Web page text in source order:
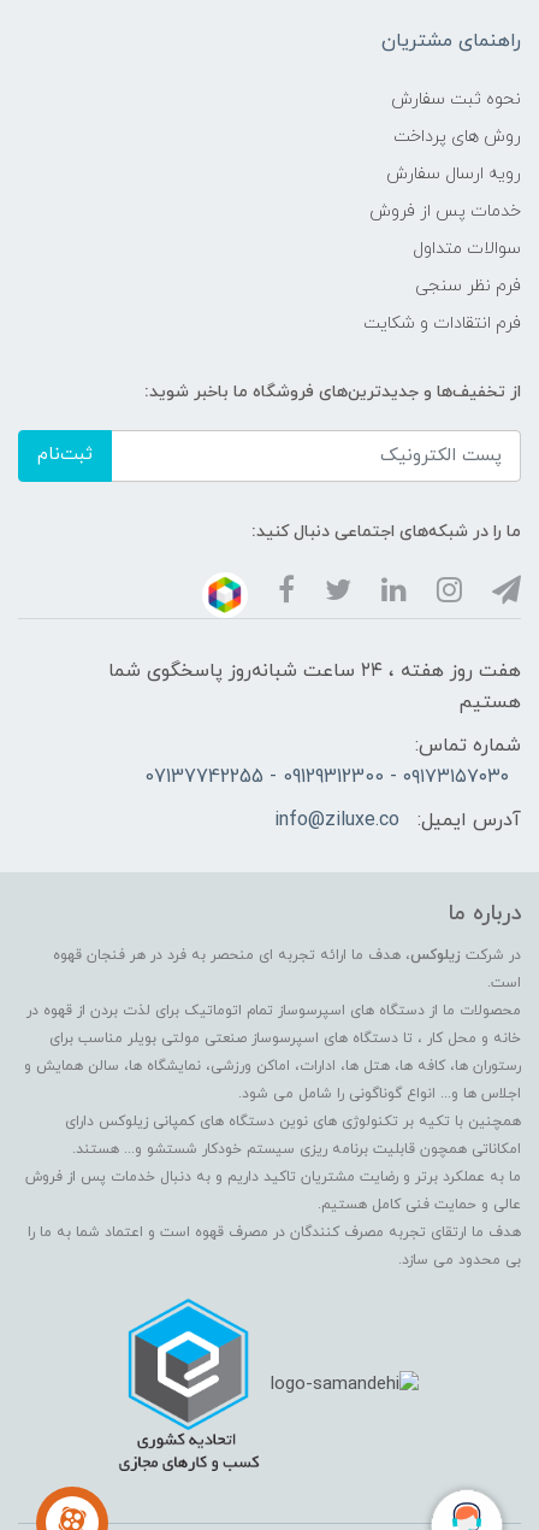
راهنمای مشتریان
نحوه ثبت سفارش
روش های پرداخت
رویه ارسال سفارش
خدمات پس از فروش
سوالات متداول
فرم نظر سنجی
فرم انتقادات و شکایت
از تخفیف‌ها و جدیدترین‌های فروشگاه ما باخبر شوید:
ثبت‌نام
ما را در شبکه‌های اجتماعی دنبال کنید:
هفت روز هفته ، ۲۴ ساعت شبانه‌روز پاسخگوی شما
هستیم
شماره تماس:
۰۹۱۷۳۱۵۷۰۳۰ - 09129312300 - 07137742255
آدرس ایمیل:
info@ziluxe.co
درباره ما
در شرکت زیلوکس، هدف ما ارائه تجربه ای منحصر به فرد در هر فنجان قهوه
است.
محصولات ما از دستگاه های اسپرسوساز تمام اتوماتیک برای لذت بردن از قهوه در
خانه و محل کار ، تا دستگاه های اسپرسوساز صنعتی مولتی بویلر مناسب برای
رستوران ها، کافه ها، هتل ها، ادارات، اماکن ورزشی، نمایشگاه ها، سالن همایش و
اجلاس ها و... انواع گوناگونی را شامل می شود.
همچنین با تکیه بر تکنولوژی های نوین دستگاه های کمپانی زیلوکس دارای
امکاناتی همچون قابلیت برنامه ریزی سیستم خودکار شستشو و... هستند.
ما به عملکرد برتر و رضایت مشتریان تاکید داریم و به دنبال خدمات پس از فروش
عالی و حمایت فنی کامل هستیم.
هدف ما ارتقای تجربه مصرف کنندگان در مصرف قهوه است و اعتماد شما به ما را
بی محدود می سازد.